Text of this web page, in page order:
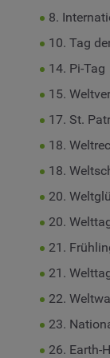
8.
10. Tag
14. Pi-Tag
15.
17. St.
18.
18.
20.
20.
21.
21.
22.
23.
26. Earth-